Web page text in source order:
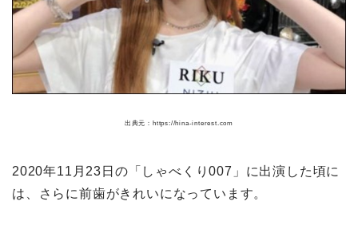
出典元：https://hina-interest.com
2020年11月23日の「しゃべくり007」に出演した頃に
は、さらに前歯がきれいになっています。